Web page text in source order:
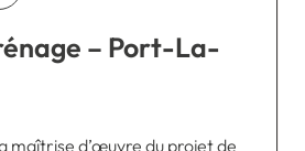
– Port-La-
maîtrise d’œuvre du projet de